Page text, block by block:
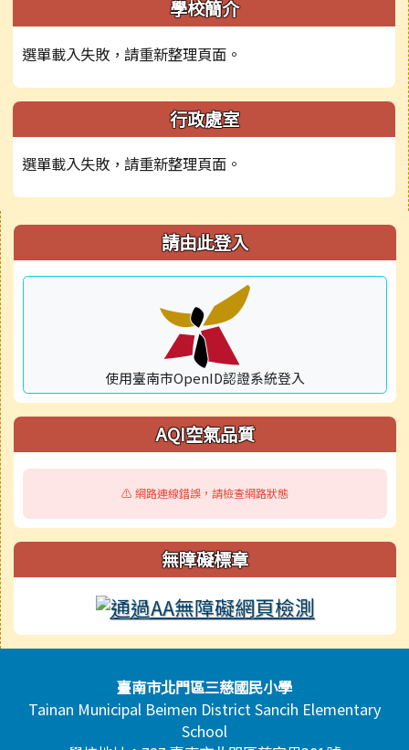
學校簡介
選單載入失敗，請重新整理頁面。
行政處室
選單載入失敗，請重新整理頁面。
右邊區域內容 請由此登入
使用臺南市OpenID認證系統登入
AQI空氣品質
⚠️ 網路連線錯誤，請檢查網路狀態
無障礙標章
頁尾區域內容臺南市北門區三慈國民小學
Tainan Municipal Beimen District Sancih Elementary
School